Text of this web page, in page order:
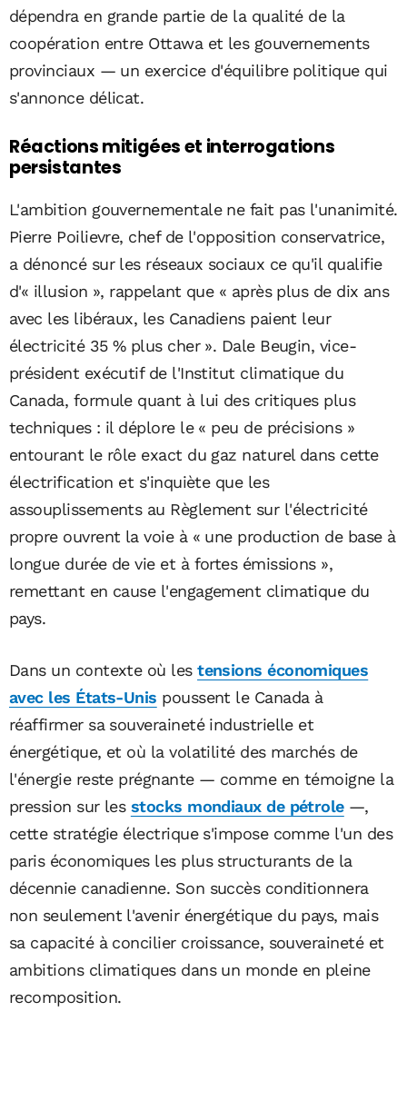
dépendra en grande partie de la qualité de la
coopération entre Ottawa et les gouvernements
provinciaux — un exercice d'équilibre politique qui
s'annonce délicat.
Réactions mitigées et interrogations
persistantes
L'ambition gouvernementale ne fait pas l'unanimité.
Pierre Poilievre, chef de l'opposition conservatrice,
a dénoncé sur les réseaux sociaux ce qu'il qualifie
d'« illusion », rappelant que « après plus de dix ans
avec les libéraux, les Canadiens paient leur
électricité 35 % plus cher ». Dale Beugin, vice-
président exécutif de l'Institut climatique du
Canada, formule quant à lui des critiques plus
techniques : il déplore le « peu de précisions »
entourant le rôle exact du gaz naturel dans cette
électrification et s'inquiète que les
assouplissements au Règlement sur l'électricité
propre ouvrent la voie à « une production de base à
longue durée de vie et à fortes émissions »,
remettant en cause l'engagement climatique du
pays.
Dans un contexte où lestensions économiques
avec les États-Unis poussent le Canada à
réaffirmer sa souveraineté industrielle et
énergétique, et où la volatilité des marchés de
l'énergie reste prégnante — comme en témoigne la
pression sur les stocks mondiaux de pétrole—,
cette stratégie électrique s'impose comme l'un des
paris économiques les plus structurants de la
décennie canadienne. Son succès conditionnera
non seulement l'avenir énergétique du pays, mais
sa capacité à concilier croissance, souveraineté et
ambitions climatiques dans un monde en pleine
recomposition.